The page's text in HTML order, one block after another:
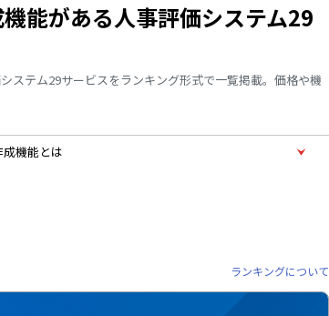
能がある人事評価システム29
ステム29サービスをランキング形式で一覧掲載。価格や機
機能とは
ランキングについて